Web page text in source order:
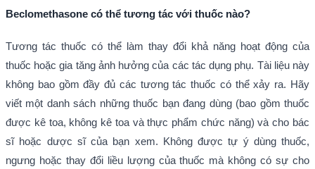
Beclomethasone có thể tương tác với thuốc nào?
Tương tác thuốc có thể làm thay đổi khả năng hoạt động của
thuốc hoặc gia tăng ảnh hưởng của các tác dụng phụ. Tài liệu này
không bao gồm đầy đủ các tương tác thuốc có thể xảy ra. Hãy
viết một danh sách những thuốc bạn đang dùng (bao gồm thuốc
được kê toa, không kê toa và thực phẩm chức năng) và cho bác
sĩ hoặc dược sĩ của bạn xem. Không được tự ý dùng thuốc,
ngưng hoặc thay đổi liều lượng của thuốc mà không có sự cho